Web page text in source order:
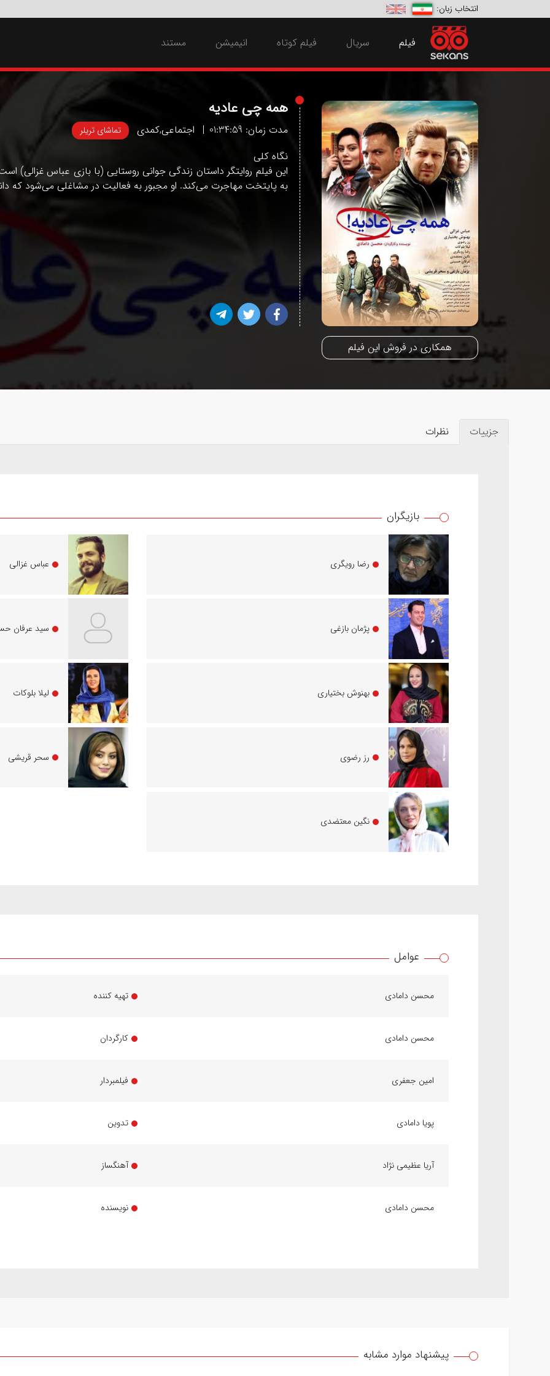
انتخاب زبان:
فیلم(current) سریال فیلم کوتاه انیمیشن مستند
همه چی عادیه
مدت زمان: 01:34:59 اجتماعی,کمدی تماشای تریلر
نگاه کلی
این فیلم روایتگر داستان زندگی جوانی روستایی (با بازی عباس غزالی)
به پایتخت مهاجرت می‌کند. او مجبور به فعالیت در مشاغلی می‌شود که
همکاری در فروش این فیلم
جزییات نظرات
بازیگران
رضا رویگری عباس غزالی
پژمان بازغی سید عرفان
بهنوش بختیاری لیلا بلوکات
رز رضوی سحر قریشی
نگین معتضدی
عوامل
محسن دامادی تهیه کننده
محسن دامادی کارگردان
امین جعفری فیلمبردار
پویا دامادی تدوین
آریا عظیمی نژاد آهنگساز
محسن دامادی نویسنده
پیشنهاد موارد مشابه